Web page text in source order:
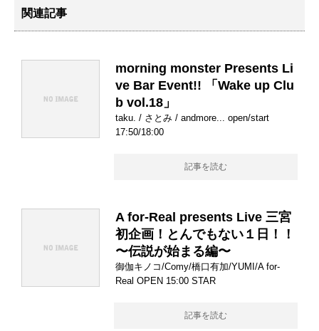
関連記事
morning monster Presents Li
ve Bar Event!! 「Wake up Clu
b vol.18」
taku. / さとみ / andmore... open/start
17:50/18:00
記事を読む
A for-Real presents Live 三宮
初企画！とんでもない１日！！
〜伝説が始まる編〜
御伽キノコ/Comy/橋口有加/YUMI/A for-
Real OPEN 15:00 STAR
記事を読む